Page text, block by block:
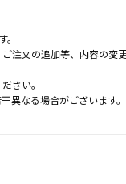
注文の追加等、内容の変
さい。
なる場合がございます。